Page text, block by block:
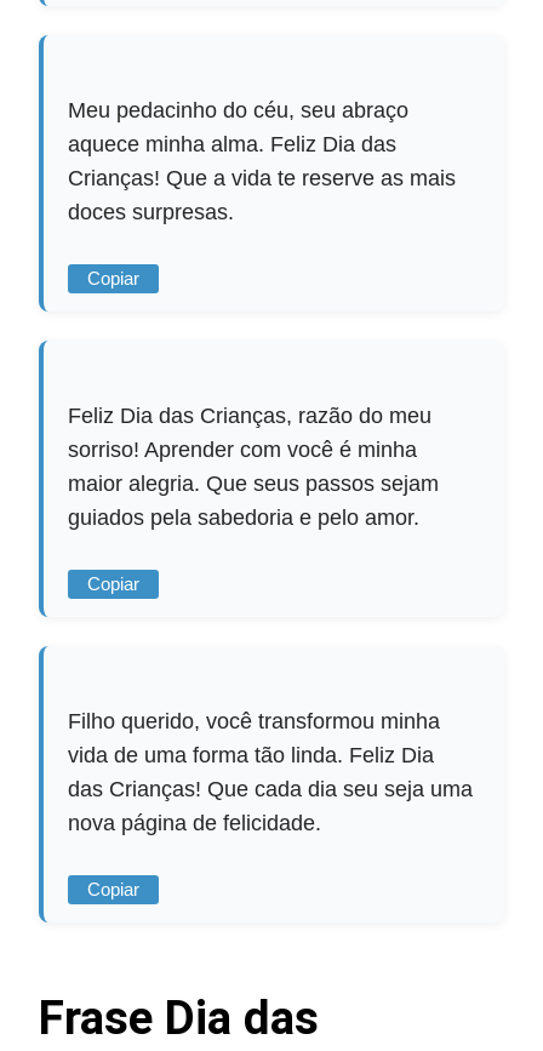
Meu pedacinho do céu, seu abraço
aquece minha alma. Feliz Dia das
Crianças! Que a vida te reserve as mais
doces surpresas.
Copiar
Feliz Dia das Crianças, razão do meu
sorriso! Aprender com você é minha
maior alegria. Que seus passos sejam
guiados pela sabedoria e pelo amor.
Copiar
Filho querido, você transformou minha
vida de uma forma tão linda. Feliz Dia
das Crianças! Que cada dia seu seja uma
nova página de felicidade.
Copiar
Frase Dia das